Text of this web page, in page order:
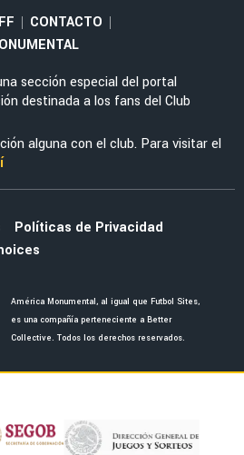
doblete con América
al Estadio Banorte